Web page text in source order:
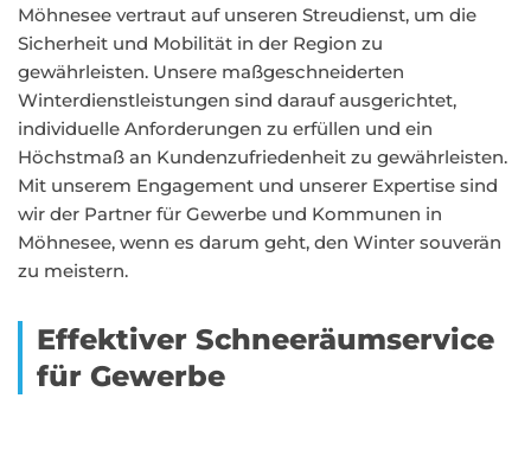
Möhnesee vertraut auf unseren Streudienst, um die
Sicherheit und Mobilität in der Region zu
gewährleisten. Unsere maßgeschneiderten
Winterdienstleistungen sind darauf ausgerichtet,
individuelle Anforderungen zu erfüllen und ein
Höchstmaß an Kundenzufriedenheit zu gewährleisten.
Mit unserem Engagement und unserer Expertise sind
wir der Partner für Gewerbe und Kommunen in
Möhnesee, wenn es darum geht, den Winter souverän
zu meistern.
Effektiver Schneeräumservice
für Gewerbe